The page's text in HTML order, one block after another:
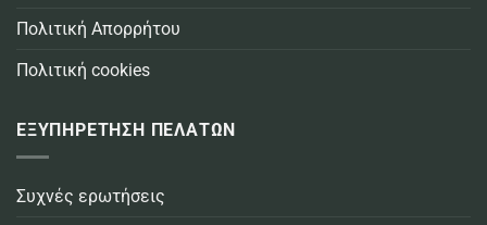
Πολιτική Απορρήτου
Πολιτική cookies
ΕΞΥΠΗΡΕΤΗΣΗ ΠΕΛΑΤΩΝ
Συχνές ερωτήσεις